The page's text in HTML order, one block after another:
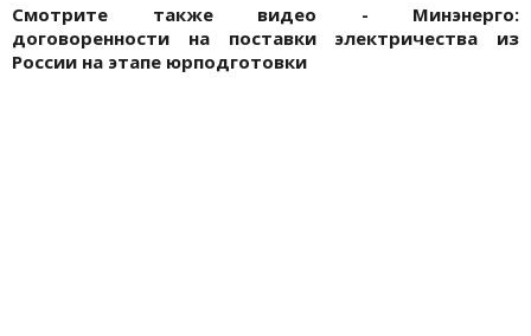
Смотрите также видео - Минэнерго:
договоренности на поставки электричества из
России на этапе юрподготовки